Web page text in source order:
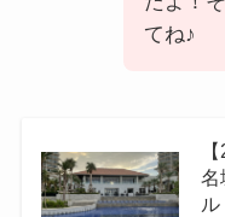
てね♪
名